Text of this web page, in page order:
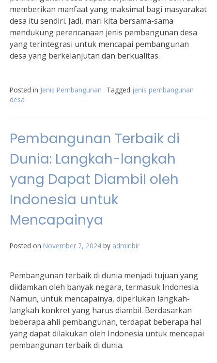
memberikan manfaat yang maksimal bagi masyarakat
desa itu sendiri. Jadi, mari kita bersama-sama
mendukung perencanaan jenis pembangunan desa
yang terintegrasi untuk mencapai pembangunan
desa yang berkelanjutan dan berkualitas.
Posted in Jenis Pembangunan Tagged jenis pembangunan
desa
Pembangunan Terbaik di
Dunia: Langkah-langkah
yang Dapat Diambil oleh
Indonesia untuk
Mencapainya
Posted on November 7, 2024 by adminbir
Pembangunan terbaik di dunia menjadi tujuan yang
diidamkan oleh banyak negara, termasuk Indonesia.
Namun, untuk mencapainya, diperlukan langkah-
langkah konkret yang harus diambil. Berdasarkan
beberapa ahli pembangunan, terdapat beberapa hal
yang dapat dilakukan oleh Indonesia untuk mencapai
pembangunan terbaik di dunia.